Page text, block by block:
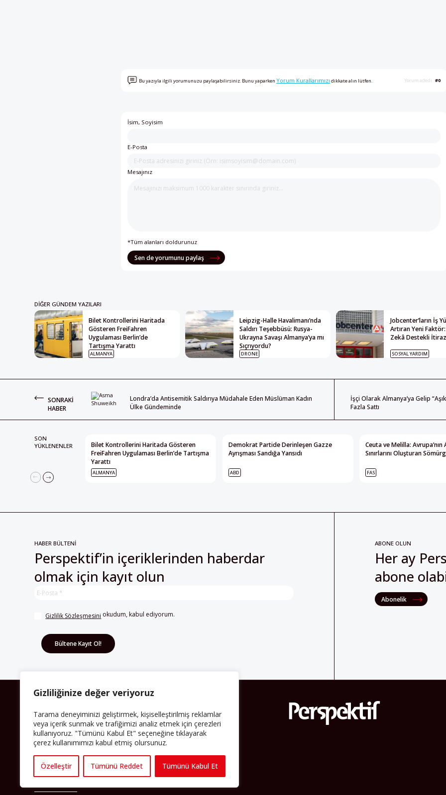
Gizliliğinize değer veriyoruz
Tarama deneyiminizi geliştirmek, kişiselleştirilmiş reklamlar
veya içerik sunmak ve trafiğimizi analiz etmek için çerezleri
kullanıyoruz. "Tümünü Kabul Et" seçeneğine tıklayarak
çerez kullanımımızı kabul etmiş olursunuz.
Özelleştir Tümünü Reddet Tümünü Kabul Et
Bu yazıyla ilgili yorumunuzu paylaşabilirsiniz. Bunu yaparkenYorum Kurallarımızı dikkate alın lütfen. Yorum adedi #0
İsim, Soyisim
E-Posta
Mesajınız
*Tüm alanları doldurunuz
Sen de yorumunu paylaş
DIĞER GÜNDEM YAZILARI
Bilet Kontrollerini Haritada
Gösteren FreiFahren
Uygulaması Berlin’de
Tartışma Yarattı
ALMANYA
Leipzig-Halle Havalimanı’nda
Saldırı Teşebbüsü: Rusya-
Ukrayna Savaşı Almanya’ya mı
Sıçrıyordu?
DRONE
Jobcenter’ların İş
Artıran Yeni
Zekâ Destekli
SOSYAL YARDIM
SONRAKI
HABER
Londra’da Antisemitik Saldırıya Müdahale Eden Müslüman Kadın
Ülke Gündeminde
İşçi Olarak Almanya’ya Gelip
Fazla Sattı
SON
YÜKLENENLER
Bilet Kontrollerini Haritada Gösteren
FreiFahren Uygulaması Berlin’de Tartışma
Yarattı
ALMANYA
Demokrat Partide Derinleşen Gazze
Ayrışması Sandığa Yansıdı
ABD
Ceuta ve Melilla: Avrupa’nın
Sınırlarını Oluşturan
FAS
HABER BÜLTENİ
Perspektif’in içeriklerinden haberdar
olmak için kayıt olun
Gizlilik Sözleşmesini okudum, kabul ediyorum.
ABONE OLUN
Her ay
abone
Abonelik
Avrupa’ya işçi göçü yarım asrı ardında bırakırken
Müslümanlar da bulundukları ülkelerde kalıcı hâle
geldiler. Bu durum “vatan”, “aidiyet”, “İslam” ve “Avrupa”
gibi birçok kavramın çift taraflı olarak sorgulanmasına
oluşması, hem yerleşik kültür ve siyasi düzen için, hem
de Müslümanlar için yeni sorulara da kapı araladı.